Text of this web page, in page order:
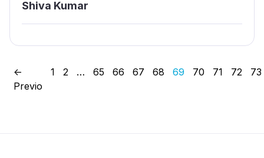
Shiva Kumar
←
Previo
1 2 … 65 66 67 68 69 70 71 72 73